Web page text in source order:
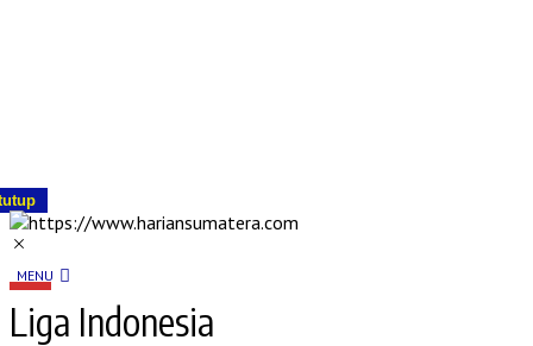
MENU
Liga Indonesia